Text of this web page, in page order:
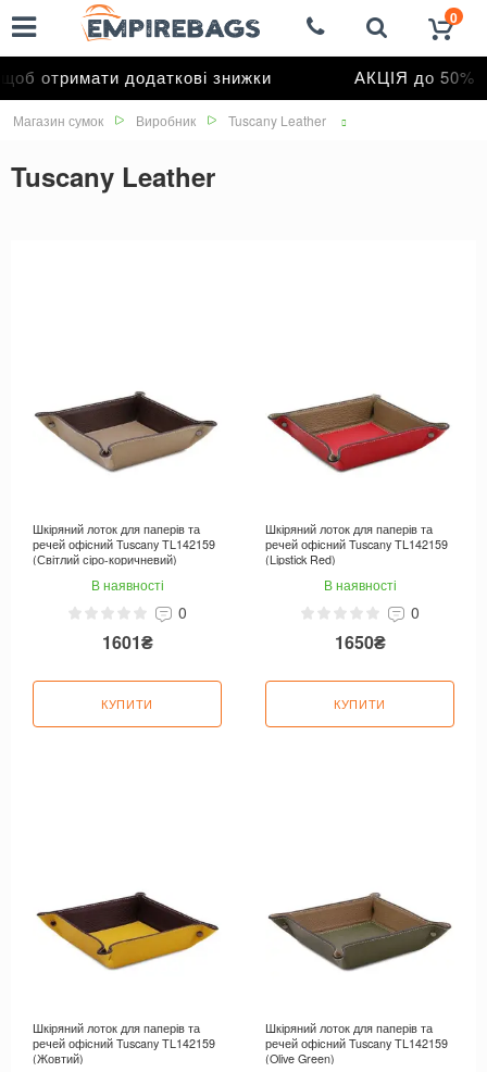
додаткові знижки АКЦІЯ до 50%
0
Магазин сумок Виробник Tuscany Leather
Tuscany Leather
Шкіряний лоток для паперів та
речей офісний Tuscany TL142159
(Світлий сіро-коричневий)
В наявності
0
1601₴
КУПИТИ
Шкіряний лоток для паперів та
речей офісний Tuscany TL142159
(Lipstick Red)
В наявності
0
1650₴
КУПИТИ
Шкіряний лоток для паперів та
речей офісний Tuscany TL142159
(Жовтий)
Шкіряний лоток для паперів та
речей офісний Tuscany TL142159
(Olive Green)